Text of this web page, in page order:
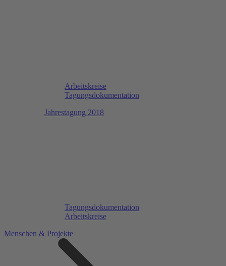
Arbeitskreise
Tagungsdokumentation
Jahrestagung 2018
Tagungsdokumentation
Arbeitskreise
Menschen & Projekte